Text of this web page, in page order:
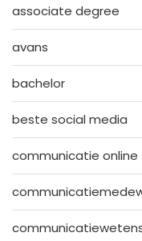
associate degree
avans
bachelor
beste social media
communicatie online